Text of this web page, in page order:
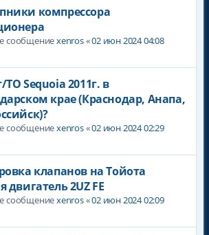
компрессора
сообщениеxenros«02 июн 2024 04:08
Sequoia 2011г. в
крае (Краснодар, Анапа,
сообщениеxenros«02 июн 2024 02:29
клапанов на Тойота
двигатель 2UZ FE
сообщениеxenros«02 июн 2024 02:09